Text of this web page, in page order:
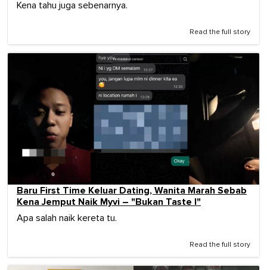
Kena tahu juga sebenarnya.
Read the full story
Baru First Time Keluar Dating, Wanita Marah Sebab
Kena Jemput Naik Myvi – "Bukan Taste I"
Apa salah naik kereta tu.
Read the full story